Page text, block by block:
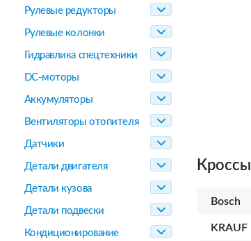
Рулевые редукторы
Рулевые колонки
Гидравлика спецтехники
DC-моторы
Аккумуляторы
Вентиляторы отопителя
Датчики
Детали двигателя
Детали кузова
Детали подвески
Кондиционирование
Кроссы
Bosch
KRAUF